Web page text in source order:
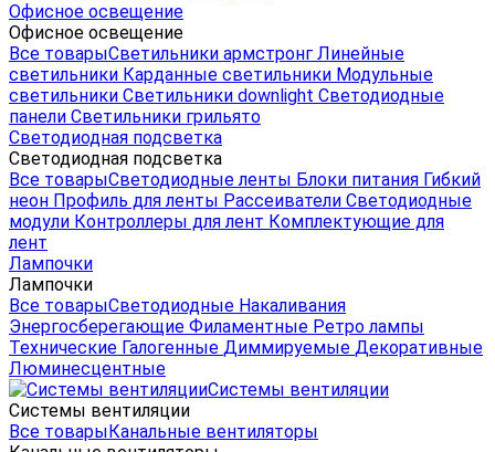
Офисное освещение
Офисное освещение
Все товарыСветильники армстронг Линейные
светильники Карданные светильники Модульные
светильники Светильники downlight Светодиодные
панели Светильники грильято
Светодиодная подсветка
Светодиодная подсветка
Все товарыСветодиодные ленты Блоки питания Гибкий
неон Профиль для ленты Рассеиватели Светодиодные
модули Контроллеры для лент Комплектующие для
лент
Лампочки
Лампочки
Все товарыСветодиодные Накаливания
Энергосберегающие Филаментные Ретро лампы
Технические Галогенные Диммируемые Декоративные
Люминесцентные
Системы вентиляции
Системы вентиляции
Все товарыКанальные вентиляторы